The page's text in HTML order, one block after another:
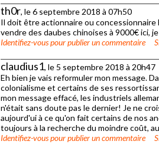
th0r, le 6 septembre 2018 à 07h50
Il doit être actionnaire ou
vendre des daubes chinoises à 9000€ ici,
Identifiez-vouspour publier un commentaire
claudius1, le 5 septembre 2018 à 20h47
Eh bien je vais reformuler mon message.
colonialisme et certains de ses
mon message effacé, les industriels
n'était sans doute pas le dernier! Je ne
aujourd'ui à ce qu'on fait certains de nos
toujours à la recherche du moindre coût,
Identifiez-vouspour publier un commentaire